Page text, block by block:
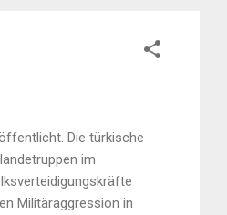
Die türkische
im
Militäraggression in